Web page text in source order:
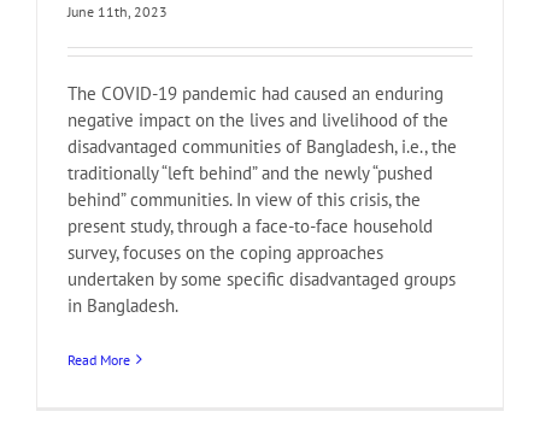
June 11th, 2023
The COVID-19 pandemic had caused an enduring
negative impact on the lives and livelihood of the
disadvantaged communities of Bangladesh, i.e., the
traditionally “left behind” and the newly “pushed
behind” communities. In view of this crisis, the
present study, through a face-to-face household
survey, focuses on the coping approaches
undertaken by some specific disadvantaged groups
in Bangladesh.
Read More